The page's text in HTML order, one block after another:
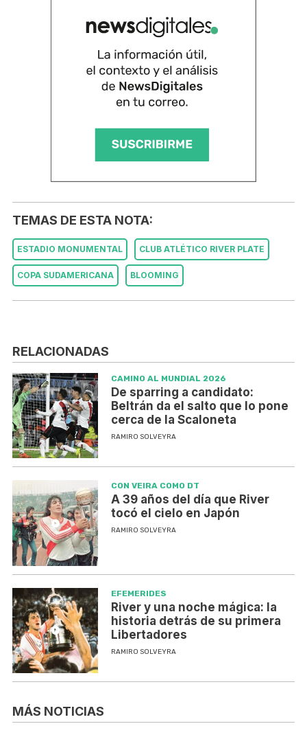
TEMAS DE ESTA NOTA:
ESTADIO MONUMENTAL CLUB ATLÉTICO RIVER PLATE
COPA SUDAMERICANA BLOOMING
RELACIONADAS
CAMINO AL MUNDIAL 2026
De sparring a candidato:
Beltrán da el salto que lo pone
cerca de la Scaloneta
RAMIRO SOLVEYRA
CON VEIRA COMO DT
A 39 años del día que River
tocó el cielo en Japón
RAMIRO SOLVEYRA
EFEMERIDES
River y una noche mágica: la
historia detrás de su primera
Libertadores
RAMIRO SOLVEYRA
MÁS NOTICIAS